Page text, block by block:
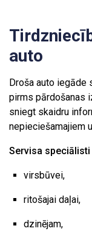
auto
Droša auto iegāde
pirms pārdošanas
sniegt skaidru
nepieciešamajiem
Servisa speciālisti
virsbūvei,
ritošajai daļai,
dzinējam,